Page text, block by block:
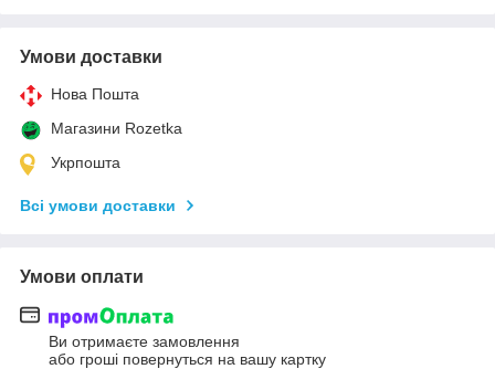
Умови доставки
Нова Пошта
Магазини Rozetka
Укрпошта
Всі умови доставки
Умови оплати
Ви отримаєте замовлення
або гроші повернуться на вашу картку